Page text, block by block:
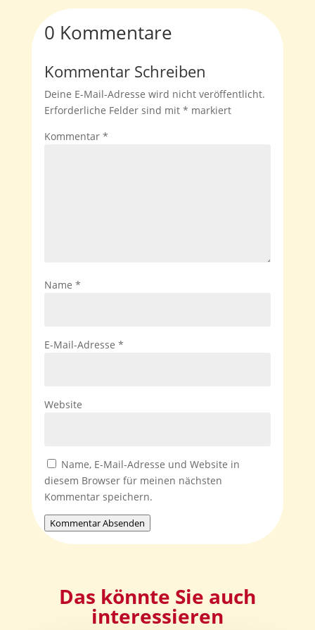
0 Kommentare
Kommentar Schreiben
Deine E-Mail-Adresse wird nicht veröffentlicht.
Erforderliche Felder sind mit * markiert
Kommentar *
Name *
E-Mail-Adresse *
Website
Name, E-Mail-Adresse und Website in
diesem Browser für meinen nächsten
Kommentar speichern.
Kommentar Absenden
Das könnte Sie auch
interessieren